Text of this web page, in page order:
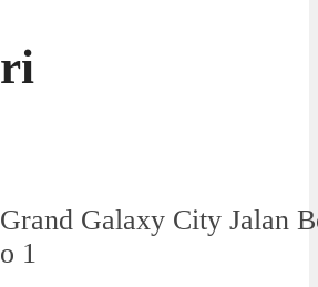
Galaxy City Jalan
1